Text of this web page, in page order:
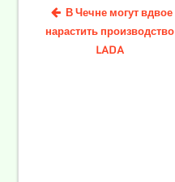
В Чечне могут вдвое
нарастить производство
LADA